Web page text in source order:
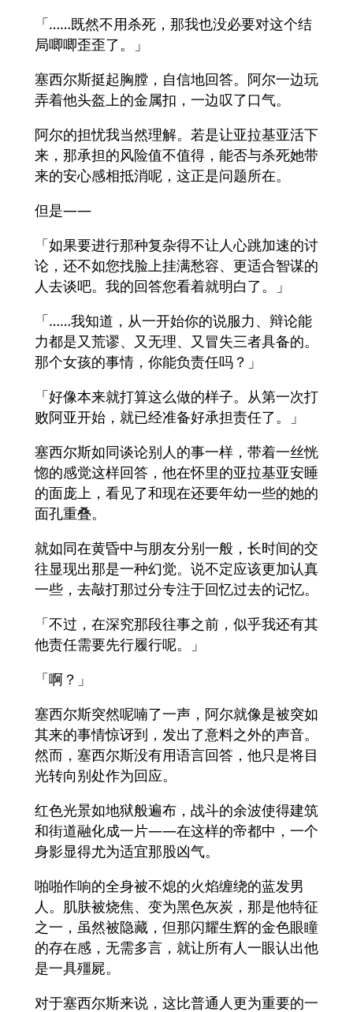
「……既然不用杀死，那我也没必要对这个结
局唧唧歪歪了。」
塞西尔斯挺起胸膛，自信地回答。阿尔一边玩
弄着他头盔上的金属扣，一边叹了口气。
阿尔的担忧我当然理解。若是让亚拉基亚活下
来，那承担的风险值不值得，能否与杀死她带
来的安心感相抵消呢，这正是问题所在。
但是——
「如果要进行那种复杂得不让人心跳加速的讨
论，还不如您找脸上挂满愁容、更适合智谋的
人去谈吧。我的回答您看着就明白了。」
「……我知道，从一开始你的说服力、辩论能
力都是又荒谬、又无理、又冒失三者具备的。
那个女孩的事情，你能负责任吗？」
「好像本来就打算这么做的样子。从第一次打
败阿亚开始，就已经准备好承担责任了。」
塞西尔斯如同谈论别人的事一样，带着一丝恍
惚的感觉这样回答，他在怀里的亚拉基亚安睡
的面庞上，看见了和现在还要年幼一些的她的
面孔重叠。
就如同在黄昏中与朋友分别一般，长时间的交
往显现出那是一种幻觉。说不定应该更加认真
一些，去敲打那过分专注于回忆过去的记忆。
「不过，在深究那段往事之前，似乎我还有其
他责任需要先行履行呢。」
「啊？」
塞西尔斯突然呢喃了一声，阿尔就像是被突如
其来的事情惊讶到，发出了意料之外的声音。
然而，塞西尔斯没有用语言回答，他只是将目
光转向别处作为回应。
红色光景如地狱般遍布，战斗的余波使得建筑
和街道融化成一片——在这样的帝都中，一个
身影显得尤为适宜那股凶气。
啪啪作响的全身被不熄的火焰缠绕的蓝发男
人。肌肤被烧焦、变为黑色灰炭，那是他特征
之一，虽然被隐藏，但那闪耀生辉的金色眼瞳
的存在感，无需多言，就让所有人一眼认出他
是一具殭屍。
对于塞西尔斯来说，这比普通人更为重要的一